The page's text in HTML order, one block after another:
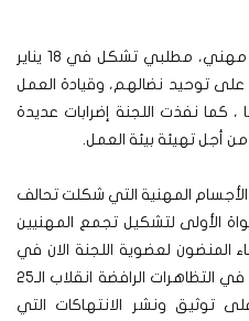
لجنة أطباء السودان المركزية جسم مهني، مطلبي تشكل في 18 يناير
على توحيد نضالهم، وقيادة العمل
، كما نفذت اللجنة إضرابات عديدة
أجل تهيئة بيئة العمل.
الأجسام المهنية التي شكلت تحالف
شكل النواة الأولى لتشكيل تجمع المهنيين
ويواصل الاطباء المنضون لعضوية اللجنة الان في
نضالتهم عبر للجان الميدانية للاطباء في التظاهرات الرافضة انقلاب الـ25
توثيق ونشر الانتهاكات التي